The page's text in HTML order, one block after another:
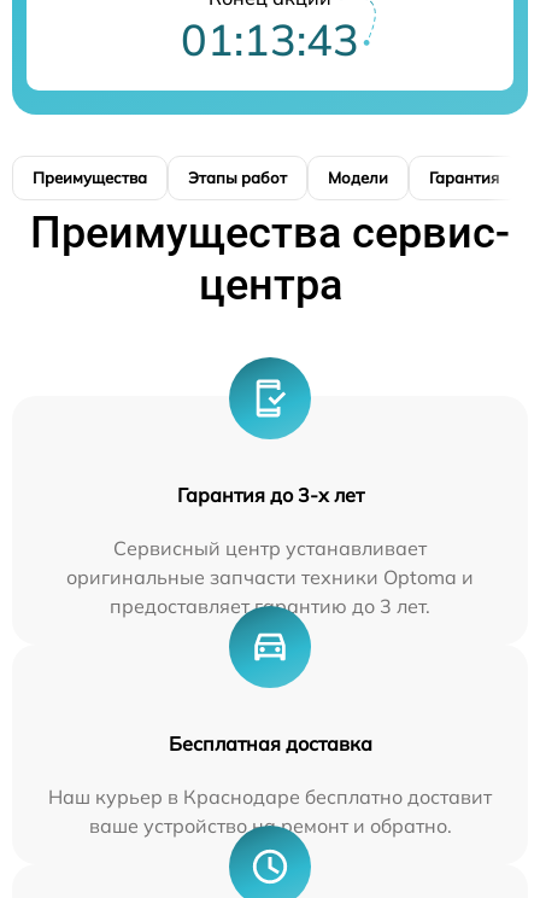
01:13:42
Преимущества Этапы работ Модели Гарантия
Преимущества сервис-
центра
Гарантия до 3-х лет
Сервисный центр устанавливает
оригинальные запчасти техники Optoma и
предоставляет гарантию до 3 лет.
Бесплатная доставка
Наш курьер в Краснодаре бесплатно доставит
ваше устройство на ремонт и обратно.